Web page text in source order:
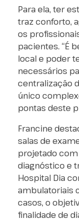
Para ela, ter
traz conforto,
os
pacientes. “É
local e poder
necessários
centralização
único
pontas deste
Francine
salas de
projetado
diagnóstico e
Hospital Dia
ambulatoriais
casos, o
finalidade de